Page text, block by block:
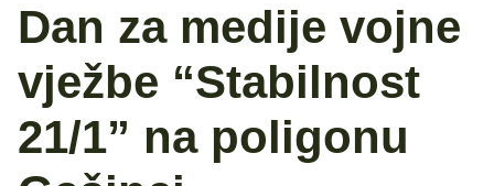
Dan za medije vojne
vježbe “Stabilnost
21/1” na poligonu